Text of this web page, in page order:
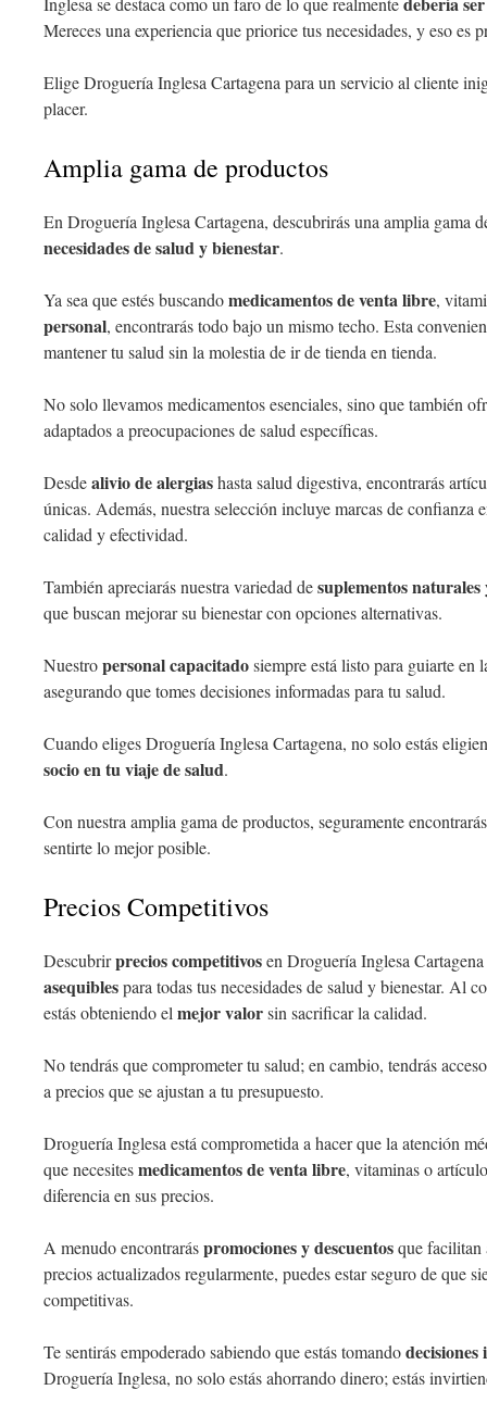
Mereces una experiencia que priorice tus necesidades, y eso es
Elige Droguería Inglesa Cartagena para un servicio al cliente
placer.
Amplia gama de productos
En Droguería Inglesa Cartagena, descubrirás una amplia gama
necesidades de salud y bienestar.
Ya sea que estés buscandomedicamentos de venta libre,
personal, encontrarás todo bajo un mismo techo. Esta
mantener tu salud sin la molestia de ir de tienda en tienda.
No solo llevamos medicamentos esenciales, sino que también
adaptados a preocupaciones de salud específicas.
Desdealivio de alergiashasta salud digestiva, encontrarás
únicas. Además, nuestra selección incluye marcas de confianza
calidad y efectividad.
También apreciarás nuestra variedad desuplementos naturales
que buscan mejorar su bienestar con opciones alternativas.
Nuestropersonal capacitadosiempre está listo para guiarte en
asegurando que tomes decisiones informadas para tu salud.
Cuando eliges Droguería Inglesa Cartagena, no solo estás
socio en tu viaje de salud.
Con nuestra amplia gama de productos, seguramente
sentirte lo mejor posible.
Precios Competitivos
Descubrirprecios competitivosen Droguería Inglesa
asequiblespara todas tus necesidades de salud y bienestar. Al
estás obteniendo el mejor valorsin sacrificar la calidad.
No tendrás que comprometer tu salud; en cambio, tendrás
a precios que se ajustan a tu presupuesto.
Droguería Inglesa está comprometida a hacer que la atención
que necesitesmedicamentos de venta libre, vitaminas o
diferencia en sus precios.
A menudo encontraráspromociones y descuentosque facilitan
precios actualizados regularmente, puedes estar seguro de que
competitivas.
Te sentirás empoderado sabiendo que estás tomando
Droguería Inglesa, no solo estás ahorrando dinero; estás